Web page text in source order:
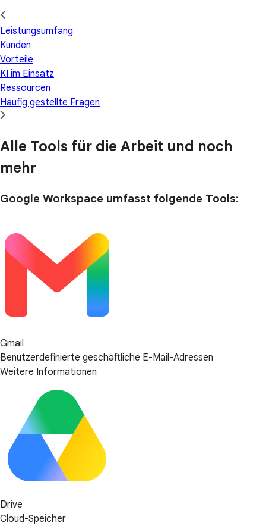
Leistungsumfang
Kunden
Vorteile
KI im Einsatz
Ressourcen
Häufig gestellte Fragen
Alle Tools für die Arbeit und noch
mehr
Google Workspace umfasst folgende Tools:
Gmail
Benutzerdefinierte geschäftliche E-Mail-Adressen
Weitere Informationen
Drive
Cloud-Speicher